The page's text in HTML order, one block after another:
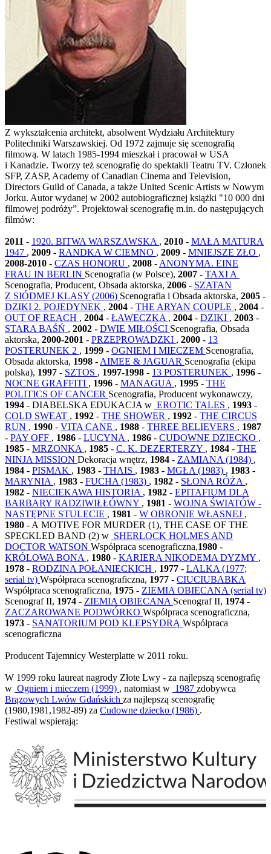
Z wykształcenia architekt, absolwent Wydziału Architektury
Politechniki Warszawskiej. Od 1972 zajmuje się scenografią
filmową. W latach 1985-1994 mieszkał i pracował w USA
i Kanadzie. Tworzy też scenografię do spektakli Teatru TV. Członek
SFP, ZASP, Academy of Canadian Cinema and Television,
Directors Guild of Canada, a także United Scenic Artists w Nowym
Jorku. Autor wydanej w 2002 autobiograficznej książki "10 000 dni
filmowej podróży”. Projektował scenografię m.in. do następujących
filmów:
2011 - 1920. BITWA WARSZAWSKA , 2010 - MAŁA MATURA
1947 , 2009 - RANDKA W CIEMNO , 2009 - MNIEJSZE ZŁO ,
2008-2010 - CZAS HONORU , 2008 - ANONYMA. EINE
FRAU IN BERLIN Scenografia (w Polsce), 2007 - TAXI A
Scenografia, Producent, Obsada aktorska, 2006 - SZATAN
Z SIÓDMEJ KLASY (2006) Scenografia i Obsada aktorska, 2005 -
DZIKI 2. POJEDYNEK , 2004 - THE ARYAN COUPLE , 2004 -
OUT OF REACH , 2004 - ŁAWECZKA , 2004 - DZIKI , 2003 -
STARA BAŚŃ , 2002 - DWIE MIŁOŚCI Scenografia, Obsada
aktorska, 2000-2001 - PRZEPROWADZKI , 2000 - 13
POSTERUNEK 2 , 1999 - OGNIEM I MIECZEM Scenografia,
Obsada aktorska, 1998 - AIMEE & JAGUAR Scenografia (ekipa
polska), 1997 - SZTOS , 1997-1998 - 13 POSTERUNEK , 1996 -
NOCNE GRAFFITI , 1996 - MANAGUA , 1995 - THE
POLITICS OF CANCER Scenografia, Producent wykonawczy,
1994 - DIABELSKA EDUKACJA w EROTIC TALES , 1993 -
COLD SWEAT , 1992 - THE SHOWER , 1992 - THE CIRCUS
RUN , 1990 - VITA CANE , 1988 - THREE BELIEVERS , 1987
- PAY OFF , 1986 - LUCYNA , 1986 - CUDOWNE DZIECKO ,
1985 - MRZONKA , 1985 - C. K. DEZERTERZY , 1984 - THE
NINJA MISSION Dekoracja wnętrz, 1984 - ZAMIANA (1984) ,
1984 - PISMAK , 1983 - THAIS , 1983 - MGŁA (1983) , 1983 -
MARYNIA , 1983 - FUCHA (1983) , 1982 - SŁONA RÓŻA ,
1982 - NIECIEKAWA HISTORIA , 1982 - EPITAFIUM DLA
BARBARY RADZIWIŁŁÓWNY , 1981 - WOJNA ŚWIATÓW -
NASTĘPNE STULECIE , 1981 - W OBRONIE WŁASNEJ ,
1980 - A MOTIVE FOR MURDER (1), THE CASE OF THE
SPECKLED BAND (2) w SHERLOCK HOLMES AND
DOCTOR WATSON Współpraca scenograficzna,1980 -
KRÓLOWA BONA , 1980 - KARIERA NIKODEMA DYZMY ,
1978 - RODZINA POŁANIECKICH , 1977 - LALKA (1977;
serial tv) Współpraca scenograficzna, 1977 - CIUCIUBABKA
Współpraca scenograficzna, 1975 - ZIEMIA OBIECANA (serial tv)
Scenograf II, 1974 - ZIEMIA OBIECANA Scenograf II, 1974 -
ZACZAROWANE PODWÓRKO Współpraca scenograficzna,
1973 - SANATORIUM POD KLEPSYDRĄ Współpraca
scenograficzna
Producent Tajemnicy Westerplatte w 2011 roku.
W 1999 roku laureat nagrody Złote Lwy - za najlepszą scenografię
w Ogniem i mieczem (1999) , natomiast w 1987 zdobywca
Brązowych Lwów Gdańskich za najlepszą scenografię
(1980,1981,1982-89) za Cudowne dziecko (1986) .
Festiwal wspierają: